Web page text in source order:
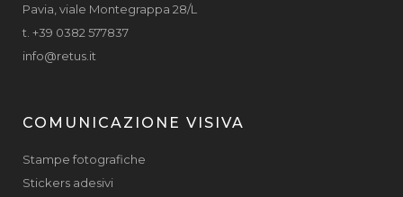
Pavia, viale Montegrappa 28/L
t. +39 0382 577837
info@retus.it
COMUNICAZIONE VISIVA
Stampe fotografiche
Stickers adesivi